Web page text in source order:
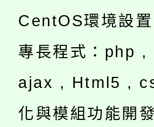
CentOS環境設
專長程式：php
ajax , Html5 ,
化與模組功能開發